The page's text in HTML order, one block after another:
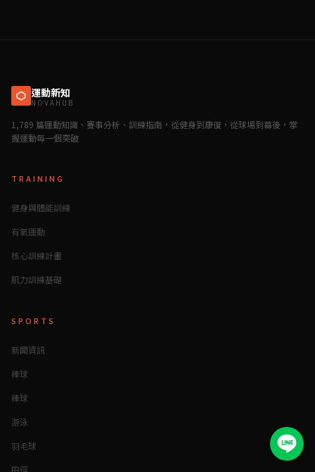
運動新知
NOVAHUB
1,789 篇運動知識、賽事分析、訓練指南，從健身到康復，從球場到幕後，掌
握運動每一個突破
TRAINING
健身與體能訓練
有氧運動
核心訓練計畫
肌力訓練基礎
SPORTS
新聞資訊
棒球
棒球
游泳
羽毛球